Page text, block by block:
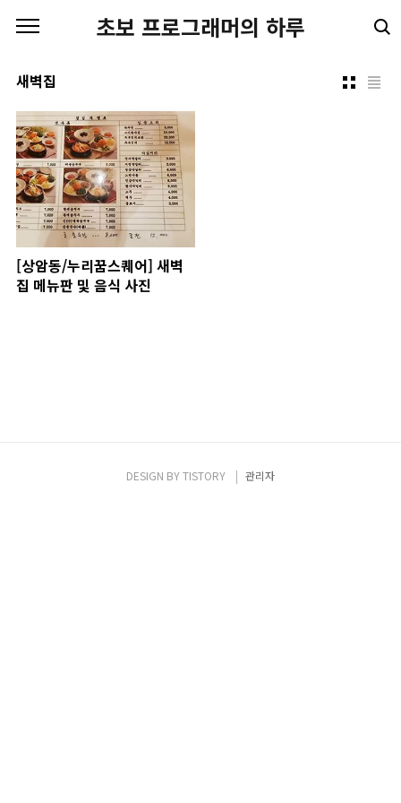
초보 프로그래머의 하루
새벽집
[상암동/누리꿈스퀘어] 새벽
집 메뉴판 및 음식 사진
DESIGN BYTISTORY 관리자